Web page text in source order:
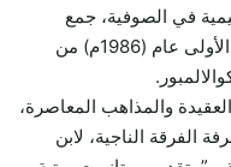
في الصوفية، جمع
ودراسة” بتقدير ممتاز مع مرتبة الشرف الأولى عام (1986م) من
والمذاهب المعاصرة،
الفرقة الناجية، لابن